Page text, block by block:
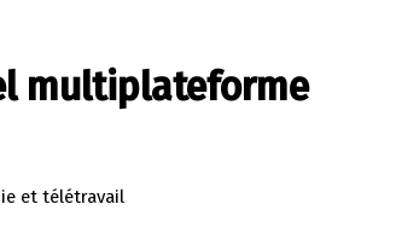
multiplateforme
et télétravail